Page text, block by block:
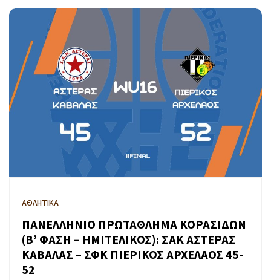
ΑΘΛΗΤΙΚΑ
ΠΑΝΕΛΛΗΝΙΟ ΠΡΩΤΑΘΛΗΜΑ ΚΟΡΑΣΙΔΩΝ
(Β’ ΦΑΣΗ – ΗΜΙΤΕΛΙΚΟΣ): ΣΑΚ ΑΣΤΕΡΑΣ
ΚΑΒΑΛΑΣ – ΣΦΚ ΠΙΕΡΙΚΟΣ ΑΡΧΕΛΑΟΣ 45-
52